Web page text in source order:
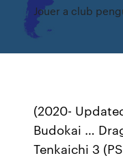
Jouer a club
(2020-
Budokai …
Tenkaichi 3